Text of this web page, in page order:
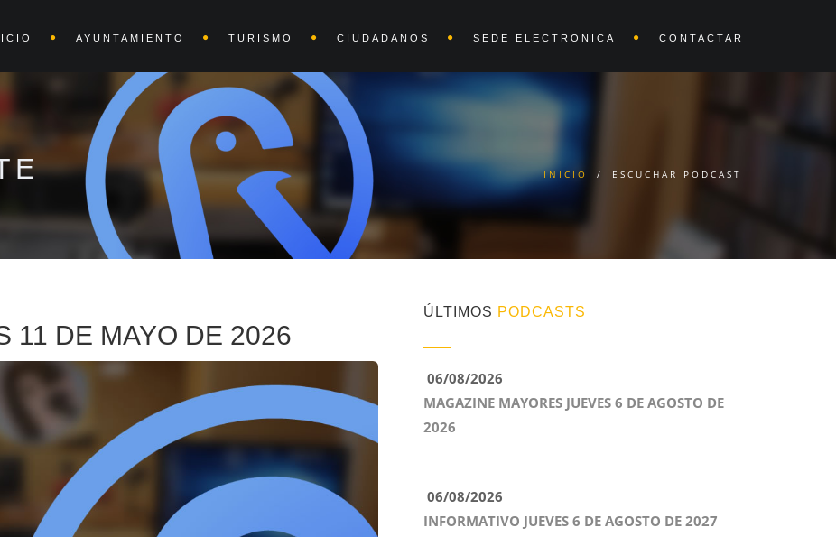
AYUNTAMIENTO TURISMO CIUDADANOS SEDE ELECTRONICA CONTACTAR
INICIO / ESCUCHAR PODCAST
11 DE MAYO DE 2026
ÚLTIMOS PODCASTS
06/08/2026
MAGAZINE MAYORES JUEVES 6 DE AGOSTO DE
2026
06/08/2026
INFORMATIVO JUEVES 6 DE AGOSTO DE 2027